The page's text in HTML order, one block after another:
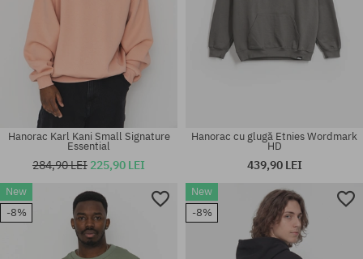
Mărimi existente:
M; L; XL
Mărimi existente:
M; L; XL
Hanorac Karl Kani Small Signature
Essential
284,90 LEI 225,90 LEI
Hanorac cu glugă Etnies Wordmark
HD
439,90 LEI
New
-8%
New
-8%